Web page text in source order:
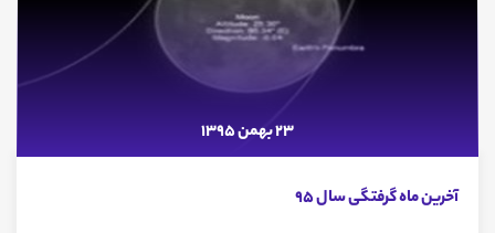
23 بهمن 1395
آخرین ماه گرفتگی سال 95